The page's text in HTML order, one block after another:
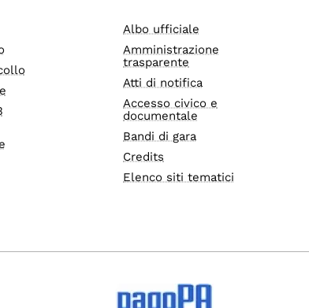
Albo ufficiale
Amministrazione
trasparente
Atti di notifica
Accesso civico e
documentale
Bandi di gara
Credits
Elenco siti tematici